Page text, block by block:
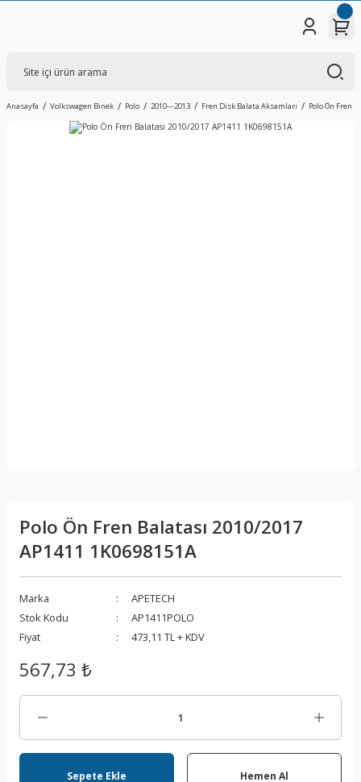
Anasayfa Volkswagen Binek Polo 2010---2013 Fren Disk Balata Aksamları Polo Ön Fren
Polo Ön Fren Balatası 2010/2017
AP1411 1K0698151A
Marka
APETECH
Stok Kodu
AP1411POLO
Fiyat
473,11 TL + KDV
567,73 ₺
Sepete Ekle Hemen Al